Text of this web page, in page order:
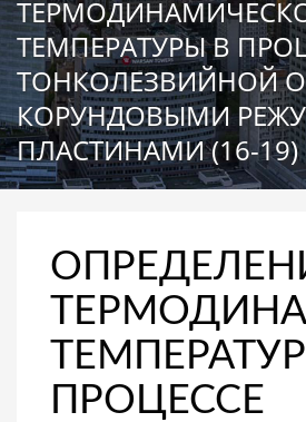
ТЕМПЕРАТУРЫ В
ТОНКОЛЕЗВИЙНОЙ
КОРУНДОВЫМИ
ПЛАСТИНАМИ (16-19)
ПРОЦЕССЕ